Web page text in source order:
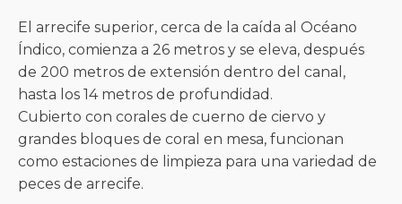
El arrecife superior, cerca de la caída al Océano
Índico, comienza a 26 metros y se eleva, después
de 200 metros de extensión dentro del canal,
hasta los 14 metros de profundidad.
Cubierto con corales de cuerno de ciervo y
grandes bloques de coral en mesa, funcionan
como estaciones de limpieza para una variedad de
peces de arrecife.